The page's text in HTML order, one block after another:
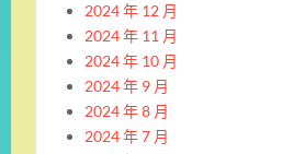
2024 年 12 月
2024 年 11 月
2024 年 10 月
2024 年 9 月
2024 年 8 月
2024 年 7 月